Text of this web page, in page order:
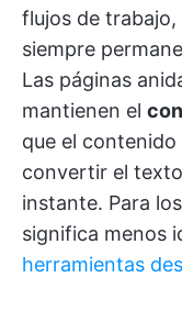
flujos de
siempre
Las páginas
mantienen el
que el
convertir el
instante. Para los
significa menos
herramientas